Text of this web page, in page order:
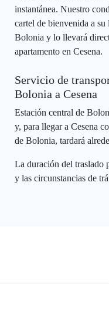
instantánea. Nuestro
cartel de bienvenida a
Bolonia y lo llevará
apartamento en Cesena.
Servicio de
Bolonia a Cesena
Estación central de
y, para llegar a Cesena
de Bolonia, tardará
La duración del traslado
y las circunstancias de